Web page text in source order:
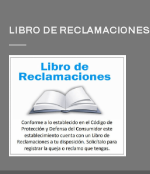
LIBRO DE RECLAMACIONES